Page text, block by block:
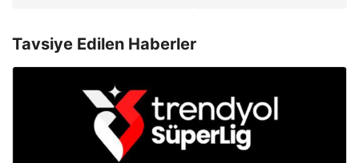
Tavsiye Edilen Haberler